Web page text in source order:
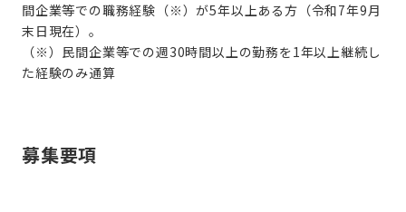
間企業等での職務経験（※）が5年以上ある方（令和7年9月
末日現在）。
（※）民間企業等での週30時間以上の勤務を1年以上継続し
た経験のみ通算
募集要項